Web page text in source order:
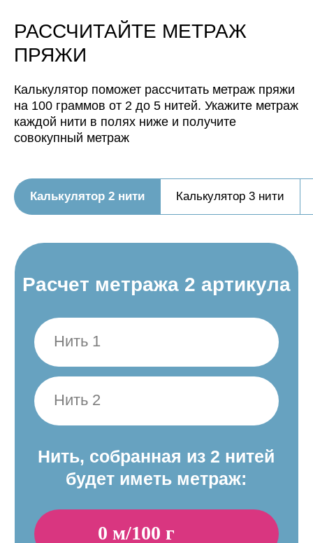
РАССЧИТАЙТЕ МЕТРАЖ
ПРЯЖИ
Калькулятор поможет рассчитать метраж пряжи
на 100 граммов от 2 до 5 нитей. Укажите метраж
каждой нити в полях ниже и получите
совокупный метраж
Калькулятор 2 нити Калькулятор 3 нити
Нить, собранная из 5 нитей
будет иметь метраж: